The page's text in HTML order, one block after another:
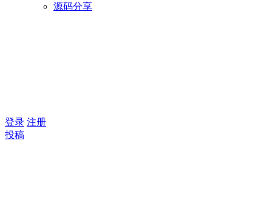
源码分享
登录 注册
投稿